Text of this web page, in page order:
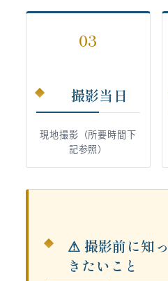
03
撮影当日
現地撮影（所要時間下
記参照）
⚠ 撮影前に知
きたいこと